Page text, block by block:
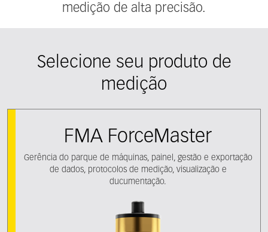
medição de alta precisão.
Selecione seu produto de
medição
FMA ForceMaster
Gerência do parque de máquinas, painel, gestão e exportação
de dados, protocolos de medição, visualização e
ducumentação.